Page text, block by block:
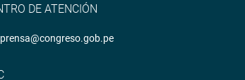
DE ATENCIÓN
prensa@congreso.gob.pe